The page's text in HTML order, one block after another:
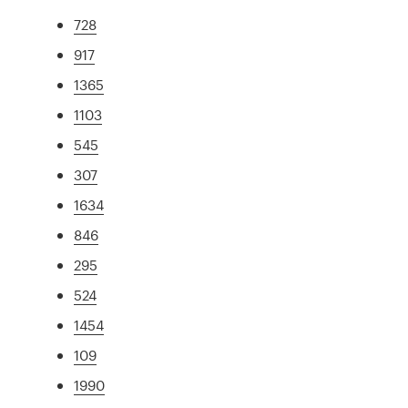
728
917
1365
1103
545
307
1634
846
295
524
1454
109
1990